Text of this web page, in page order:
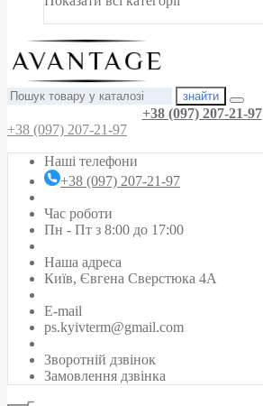
знайти
+38 (097) 207-21-97
+38 (097) 207-21-97
Наші телефони
+38 (097) 207-21-97
Час роботи
Пн - Пт з 8:00 до 17:00
Наша адреса
Київ, Євгена Сверстюка 4А
E-mail
ps.kyivterm@gmail.com
Зворотній дзвінок
Замовлення дзвінка